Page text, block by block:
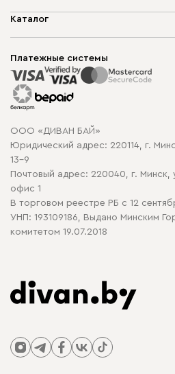
О компании
Способы оплаты
Рассрочка и кредит
Гарантия
Карта сайта
Политика конфиденциальности
Политика в отношении обработки
Каталог
Корпусная мебель
Распродажа мебели
Платежные системы
ООО «ДИВАН БАЙ»
Юридический адрес: 220114, г.
13-9
Почтовый адрес: 220040, г.
офис 1
В торговом реестре РБ с 12
УНП: 193109186, Выдано Минским
комитетом 19.07.2018